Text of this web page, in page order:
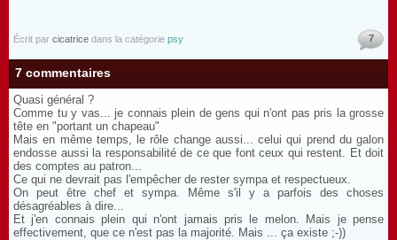
Écrit par cicatrice dans la catégorie psy 7
7 commentaires
Quasi général ?
Comme tu y vas... je connais plein de gens qui n'ont pas pris la grosse
tête en "portant un chapeau"
Mais en même temps, le rôle change aussi... celui qui prend du galon
endosse aussi la responsabilité de ce que font ceux qui restent. Et doit
des comptes au patron...
Ce qui ne devrait pas l'empêcher de rester sympa et respectueux.
On peut être chef et sympa. Même s'il y a parfois des choses
désagréables à dire...
Et j'en connais plein qui n'ont jamais pris le melon. Mais je pense
effectivement, que ce n'est pas la majorité. Mais ... ça existe ;-))